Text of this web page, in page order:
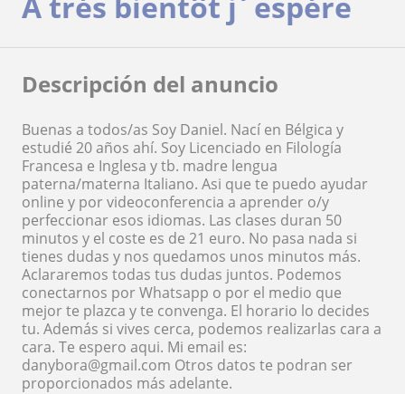
Descripción del anuncio
Buenas a todos/as Soy Daniel. Nací en Bélgica y
estudié 20 años ahí. Soy Licenciado en Filología
Francesa e Inglesa y tb. madre lengua
paterna/materna Italiano. Asi que te puedo ayudar
online y por videoconferencia a aprender o/y
perfeccionar esos idiomas. Las clases duran 50
minutos y el coste es de 21 euro. No pasa nada si
tienes dudas y nos quedamos unos minutos más.
Aclararemos todas tus dudas juntos. Podemos
conectarnos por Whatsapp o por el medio que
mejor te plazca y te convenga. El horario lo decides
tu. Además si vives cerca, podemos realizarlas cara a
cara. Te espero aqui. Mi email es:
danybora@gmail.com Otros datos te podran ser
proporcionados más adelante.